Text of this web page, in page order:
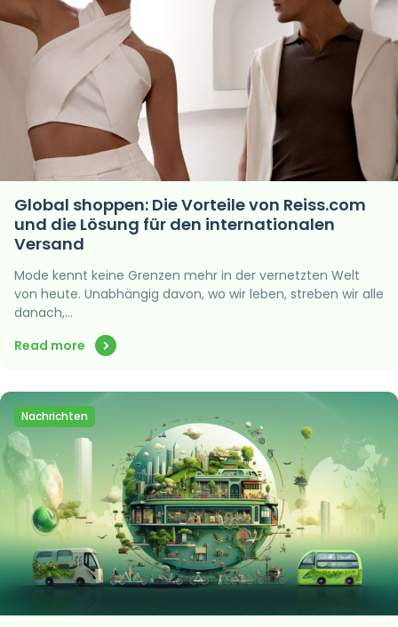
Global shoppen: Die Vorteile von Reiss.com
und die Lösung für den internationalen
Versand
Mode kennt keine Grenzen mehr in der vernetzten Welt
von heute. Unabhängig davon, wo wir leben, streben wir alle
danach,…
Read more
Nachrichten